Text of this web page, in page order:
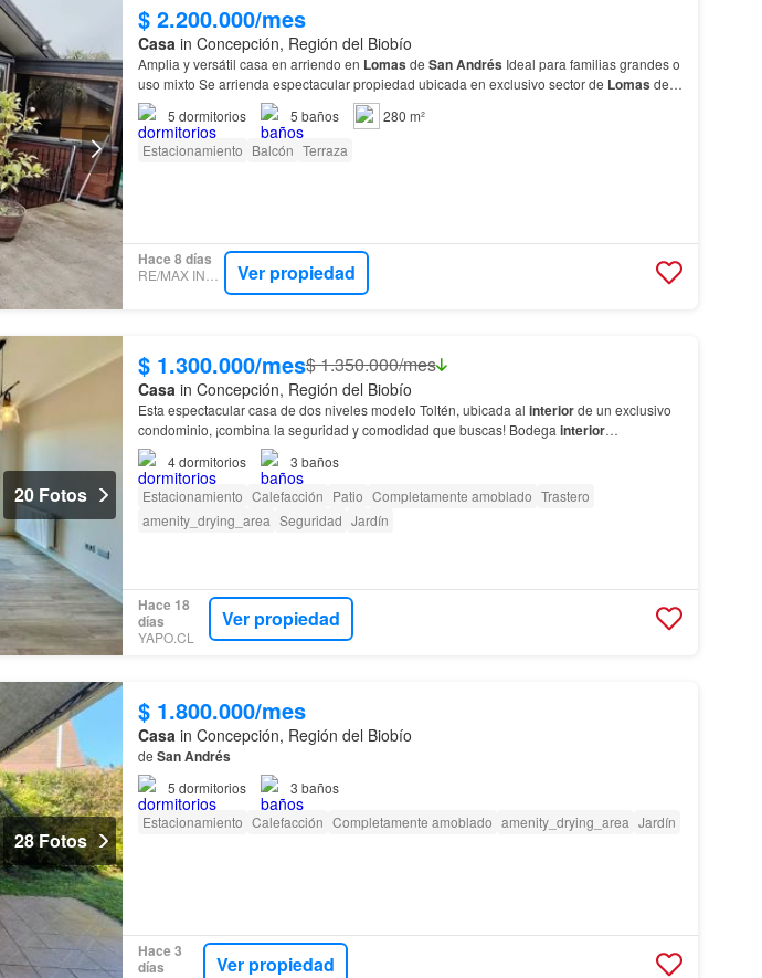
$ 2.200.000/mes
Casa in Concepción, Región del Biobío
Amplia y versátil casa en arriendo en Lomas de SanAndrés
uso mixto Se arrienda espectacular propiedad ubicada en exclusivo sector de Lomas de
San , calle Alonso de Ovalle.…
5 dormitorios 5 baños
280 m²
Estacionamiento Balcón Terraza
Hace 8 días
Ver propiedad
20 Fotos
$ 1.300.000/mes$ 1.350.000/mes
Casa in Concepción, Región del Biobío
Esta espectacular casa de dos niveles modelo Toltén, ubicada al interiorde un exclusivo
condominio, ¡combina la seguridad y comodidad que buscas! Bodega interior…
4dormitorios 3 baños
Estacionamiento Calefacción Patio Completamente amoblado Trastero
amenity_drying_area Seguridad Jardín
Hace 18
días
YAPO.CL
Ver propiedad
28 Fotos
$ 1.800.000/mes
Casa in Concepción, Región del Biobío
de SanAndrés
5 dormitorios 3 baños
Estacionamiento Calefacción Completamente amoblado amenity_drying_area Jardín
Hace 3
días
Ver propiedad